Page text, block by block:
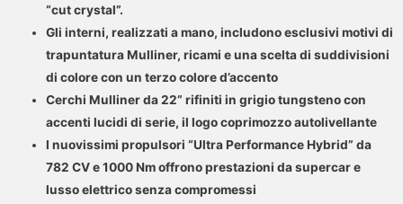
“cut crystal”.
Gli interni, realizzati a mano, includono esclusivi motivi di
trapuntatura Mulliner, ricami e una scelta di suddivisioni
di colore con un terzo colore d’accento
Cerchi Mulliner da 22” rifiniti in grigio tungsteno con
accenti lucidi di serie, il logo coprimozzo autolivellante
I nuovissimi propulsori “Ultra Performance Hybrid” da
782 CV e 1000 Nm offrono prestazioni da supercar e
lusso elettrico senza compromessi